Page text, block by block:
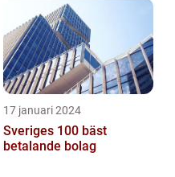
17 januari 2024
Sveriges 100 bäst
betalande bolag